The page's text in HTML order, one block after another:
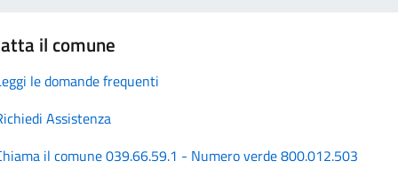
il comune
le domande frequenti
Assistenza
il comune 039.66.59.1 - Numero verde 800.012.503